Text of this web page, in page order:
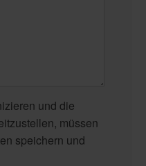
und die
müssen
speichern und